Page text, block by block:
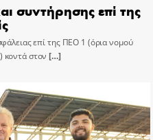
συντήρησης επί της
επί της ΠΕΟ 1 (όρια νομού
κοντά στον […]